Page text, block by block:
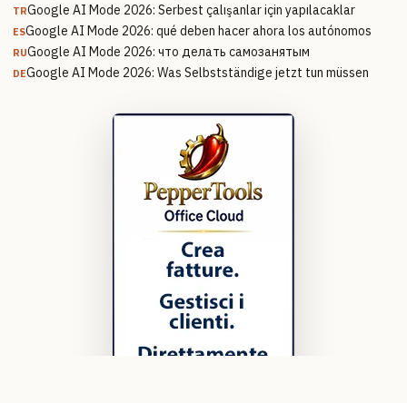
TRGoogle AI Mode 2026: Serbest çalışanlar için yapılacaklar
ESGoogle AI Mode 2026: qué deben hacer ahora los autónomos
RUGoogle AI Mode 2026: что делать самозанятым
DEGoogle AI Mode 2026: Was Selbstständige jetzt tun müssen